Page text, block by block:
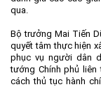
qua.
Bộ trưởng Mai Tiến
quyết tâm thực hiện
phục vụ người dân
tướng Chính phủ
cách thủ tục hành